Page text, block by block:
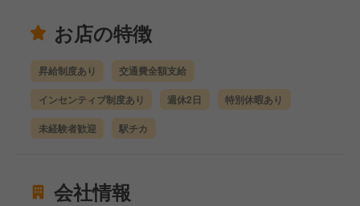
お店の特徴
昇給制度あり 交通費全額支給
インセンティブ制度あり 週休2日 特別休暇あり
未経験者歓迎 駅チカ
会社情報